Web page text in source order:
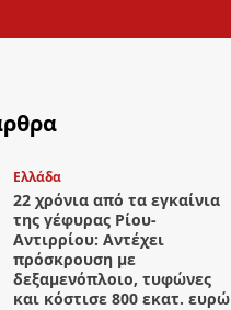
Ελλάδα
22 χρόνια από τα εγκαίνια
της γέφυρας Ρίου-
Αντιρρίου: Αντέχει
πρόσκρουση με
δεξαμενόπλοιο, τυφώνες
και κόστισε 800 εκατ. ευρώ